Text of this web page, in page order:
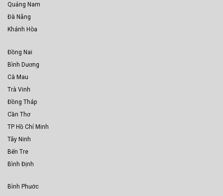
Quảng Nam
Đà Nẵng
Khánh Hòa
Đồng Nai
Bình Dương
Cà Mau
Trà Vinh
Đồng Tháp
Cần Thơ
TP Hồ Chí Minh
Tây Ninh
Bến Tre
Bình Định
Bình Phước